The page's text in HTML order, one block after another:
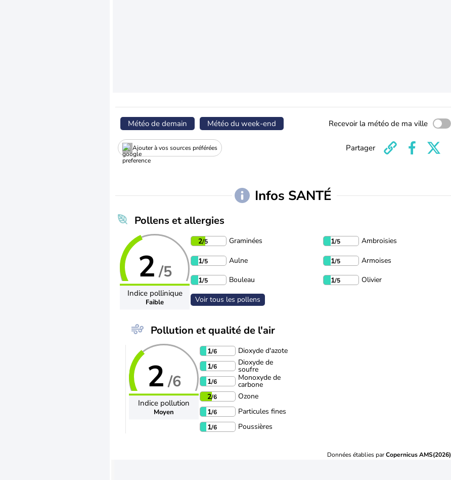
Météo de demain Météo du week-end Recevoir la météo de ma ville
Ajouter à vos sources préférées Partager
Infos SANTÉ
Pollens et allergies
2 /5
Indice pollinique
Faible
2/5 Graminées 1/5 Ambroisies
1/5 Aulne 1/5 Armoises
1/5 Bouleau 1/5 Olivier
Voir tous les pollens
Pollution et qualité de l'air
2 /6
Indice pollution
Moyen
1/6
Dioxyde d'azote
1/6 Dioxyde de
soufre
1/6 Monoxyde de
carbone
2/6
Ozone
1/6
Particules fines
1/6 Poussières
Données établies parCopernicus AMS(2026)